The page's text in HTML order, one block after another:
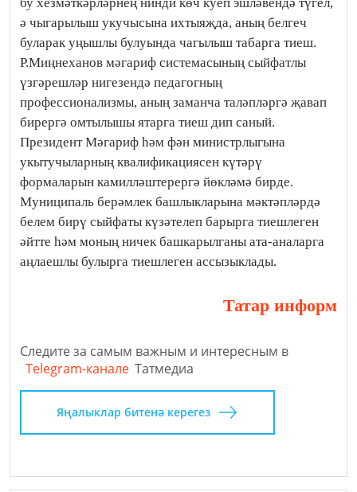
ә чыгарылыш укучысына ихтыяҗда, аның белгеч
буларак уңышлы булуында чагылыш табарга тиеш.
Р.Миңнеханов мәгариф системасының сыйфатлы
үзгәрешләр нигезендә педагогның
профессионализмы, аның заманча таләпләргә җавап
бирергә омтылышы ятарга тиеш дип саный.
Президент Мәгариф һәм фән министрлыгына
укытучыларның квалификациясен күтәрү
формаларын камилләштерергә йөкләмә бирде.
Муниципаль берәмлек башлыкларына мәктәпләрдә
белем бирү сыйфаты күзәтелеп барырга тиешлеген
әйтте һәм моның ничек башкарылганы ата-аналарга
аңлаешлы булырга тиешлеген ассызыклады.
Татар информ
Следите за самым важным и интересным в
Telegram-канале Татмедиа
Яңалыклар битенә керегез